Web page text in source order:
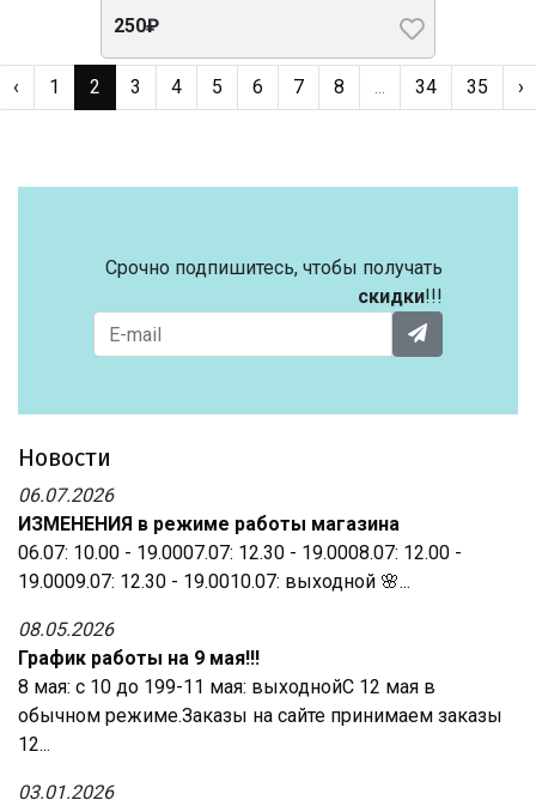
250₽
‹ 1 2 3 4 5 6 7 8 ... 34 35 ›
Срочно подпишитесь, чтобы получать
скидки!!!
Новости
06.07.2026
ИЗМЕНЕНИЯ в режиме работы магазина
06.07: 10.00 - 19.0007.07: 12.30 - 19.0008.07: 12.00 -
19.0009.07: 12.30 - 19.0010.07: выходной 🌸...
08.05.2026
График работы на 9 мая!!!
8 мая: с 10 до 199-11 мая: выходнойС 12 мая в
обычном режиме.Заказы на сайте принимаем заказы
12...
03.01.2026